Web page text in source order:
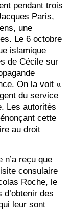
pendant trois
Paris,
une
Le 6 octobre
islamique
de Cécile sur
On la voit «
du service
Les autorités
cette
au droit
reçu que
consulaire
Roche, le
des
leur sont